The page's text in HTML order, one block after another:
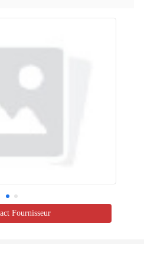
Fournisseur